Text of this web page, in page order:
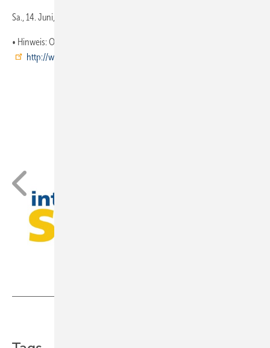
Sa., 14. Juni, 9–17 Uhr, Eintritt: 18 €
• Hinweis: Online-Ticket-Registrierung ist unter
http://www.intersolar.de